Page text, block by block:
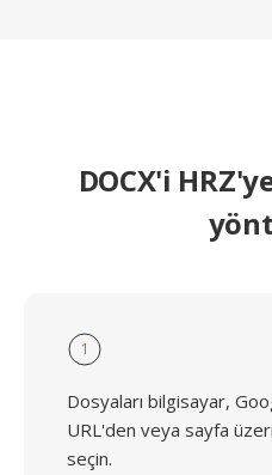
DOCX'i
1
Dosyaları bilgisayar,
URL'den veya sayfa
seçin.